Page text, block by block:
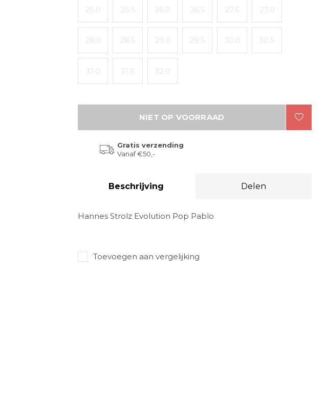
25.0 25.5 26.0 26.5 27.5 27.0
28.0 28.5 29.0 29.5 30.0 30.5
31.0 31.5 32.0
NIET OP VOORRAAD
Gratis verzending
Vanaf €50,-
Beschrijving Delen
Hannes Strolz Evolution Pop Pablo
Toevoegen aan vergelijking